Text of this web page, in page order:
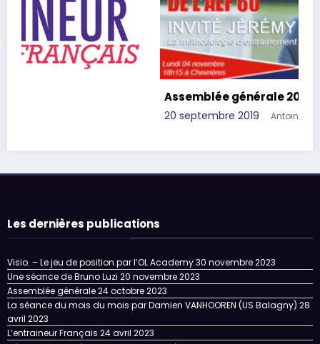
Assemblée générale 2019
Antoine Pielack
Les dernières publications
Visio. – Le jeu de position par l’OL Academy30 novembre 2023
Une séance de Bruno Luzi 20 novembre 2023
Assemblée générale24 octobre 2023
La séance du mois du mois par Damien VANHOOREN (US Balagny) 28
avril 2023
L’entraineur Français 24 avril 2023